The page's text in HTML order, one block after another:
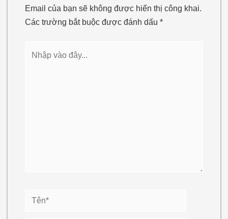
Email của bạn sẽ không được hiển thị công khai.
Các trường bắt buộc được đánh dấu*
Tên*